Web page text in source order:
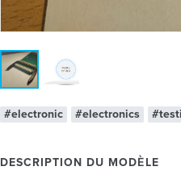
#electronic #electronics
DESCRIPTION DU MODÈLE